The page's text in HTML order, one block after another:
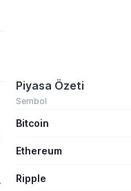
Piyasa Özeti
Sembol
Bitcoin
Ethereum
Ripple